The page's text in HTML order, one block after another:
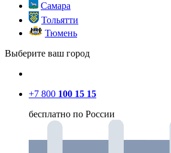
Самара
Тольятти
Тюмень
Выберите ваш город
+7 800 100 15 15
бесплатно по России